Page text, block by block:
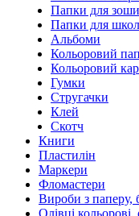
Папки для
Папки для
Альбоми
Кольоровий
Кольоровий
Гумки
Стругачки
Клей
Скотч
Книги
Пластилін
Маркери
Фломастери
Вироби з паперу,
Олівці кольорові,